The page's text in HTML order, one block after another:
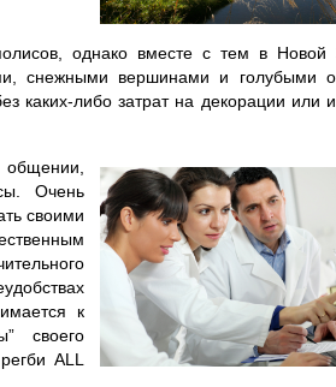
однако вместе с тем в Новой
снежными вершинами и голубыми
каких-либо затрат на декорации или
Очень
своими
к
своего
ALL